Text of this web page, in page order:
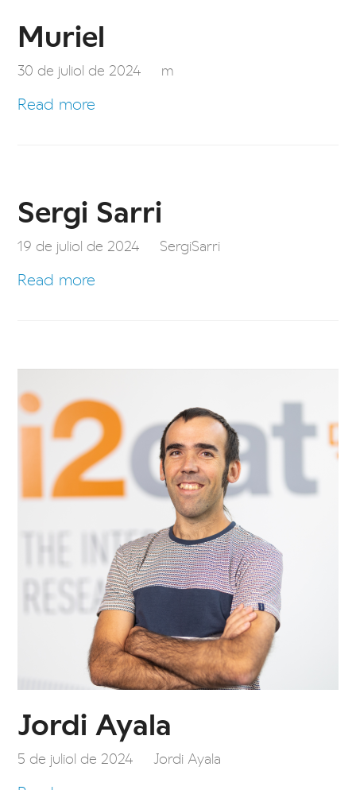
Muriel
30 de juliol de 2024 m
Read more
Sergi Sarri
19 de juliol de 2024 SergiSarri
Read more
Jordi Ayala
5 de juliol de 2024 Jordi Ayala